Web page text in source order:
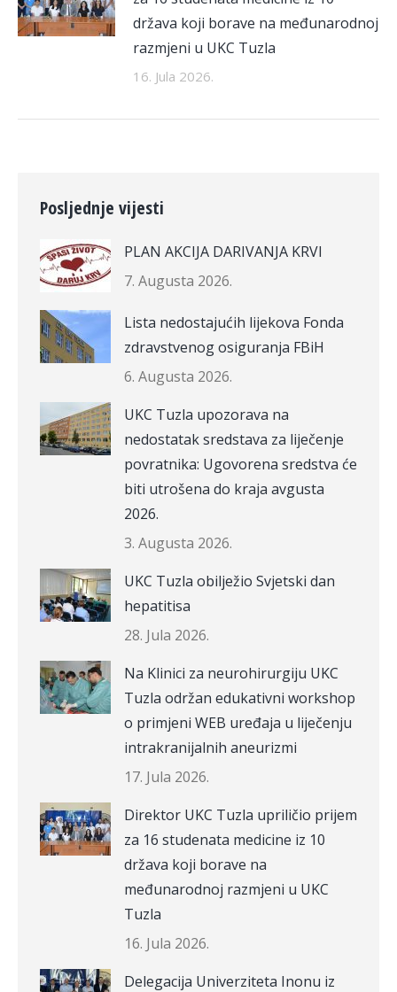
država koji borave na međunarodnoj
razmjeni u UKC Tuzla
16. Jula 2026.
Posljednje vijesti
PLAN AKCIJA DARIVANJA KRVI
7. Augusta 2026.
Lista nedostajućih lijekova Fonda
zdravstvenog osiguranja FBiH
6. Augusta 2026.
UKC Tuzla upozorava na
nedostatak sredstava za liječenje
povratnika: Ugovorena sredstva će
biti utrošena do kraja avgusta
2026.
3. Augusta 2026.
UKC Tuzla obilježio Svjetski dan
hepatitisa
28. Jula 2026.
Na Klinici za neurohirurgiju UKC
Tuzla održan edukativni workshop
o primjeni WEB uređaja u liječenju
intrakranijalnih aneurizmi
17. Jula 2026.
Direktor UKC Tuzla upriličio prijem
za 16 studenata medicine iz 10
država koji borave na
međunarodnoj razmjeni u UKC
Tuzla
16. Jula 2026.
Delegacija Univerziteta Inonu iz